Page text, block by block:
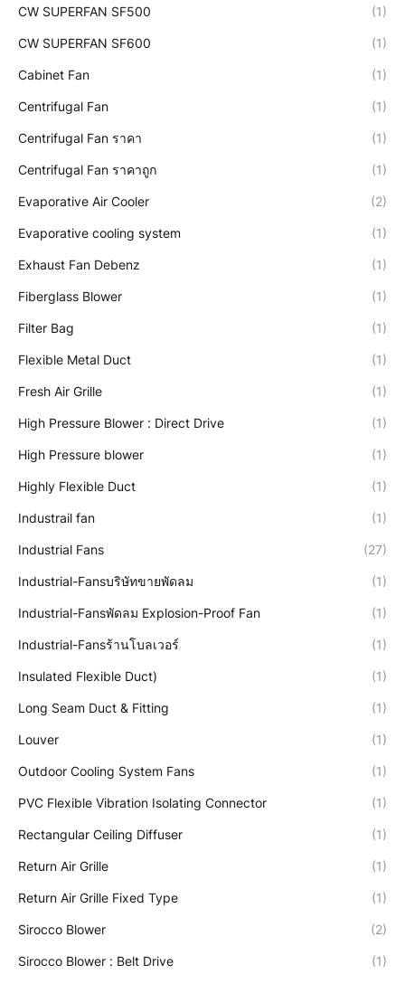
CW SUPERFAN SF500 (1)
CW SUPERFAN SF600 (1)
Cabinet Fan (1)
Centrifugal Fan (1)
Centrifugal Fan ราคา (1)
Centrifugal Fan ราคาถูก (1)
Evaporative Air Cooler (2)
Evaporative cooling system (1)
Exhaust Fan Debenz (1)
Fiberglass Blower (1)
Filter Bag (1)
Flexible Metal Duct (1)
Fresh Air Grille (1)
High Pressure Blower : Direct Drive (1)
High Pressure blower (1)
Highly Flexible Duct (1)
Industrail fan (1)
Industrial Fans (27)
Industrial-Fansบริษัทขายพัดลม (1)
Industrial-Fansพัดลม Explosion-Proof Fan (1)
Industrial-Fansร้านโบลเวอร์ (1)
Insulated Flexible Duct) (1)
Long Seam Duct & Fitting (1)
Louver (1)
Outdoor Cooling System Fans (1)
PVC Flexible Vibration Isolating Connector (1)
Rectangular Ceiling Diffuser (1)
Return Air Grille (1)
Return Air Grille Fixed Type (1)
Sirocco Blower (2)
Sirocco Blower : Belt Drive (1)